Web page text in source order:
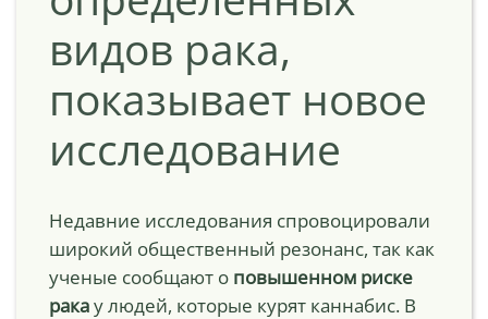
видов рака,
показывает новое
исследование
Недавние исследования спровоцировали
широкий общественный резонанс, так как
ученые сообщают о повышенном риске
ракау людей, которые курят каннабис. В